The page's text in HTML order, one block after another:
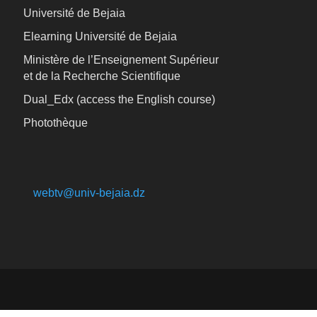
Université de Bejaia
Elearning Université de Bejaia
Ministère de l’Enseignement Supérieur
et de la Recherche Scientifique
Dual_Edx (access the English course)
Photothèque
webtv@univ-bejaia.dz